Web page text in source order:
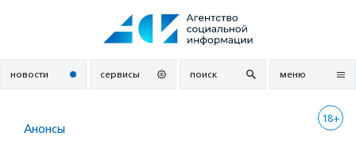
новости сервисы поиск меню
18+
Анонсы